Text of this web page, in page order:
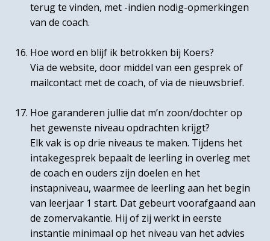
terug te vinden, met -indien nodig-opmerkingen
van de coach.
Hoe word en blijf ik betrokken bij Koers?
Via de website, door middel van een gesprek of
mailcontact met de coach, of via de nieuwsbrief.
Hoe garanderen jullie dat m’n zoon/dochter op
het gewenste niveau opdrachten krijgt?
Elk vak is op drie niveaus te maken. Tijdens het
intakegesprek bepaalt de leerling in overleg met
de coach en ouders zijn doelen en het
instapniveau, waarmee de leerling aan het begin
van leerjaar 1 start. Dat gebeurt voorafgaand aan
de zomervakantie. Hij of zij werkt in eerste
instantie minimaal op het niveau van het advies